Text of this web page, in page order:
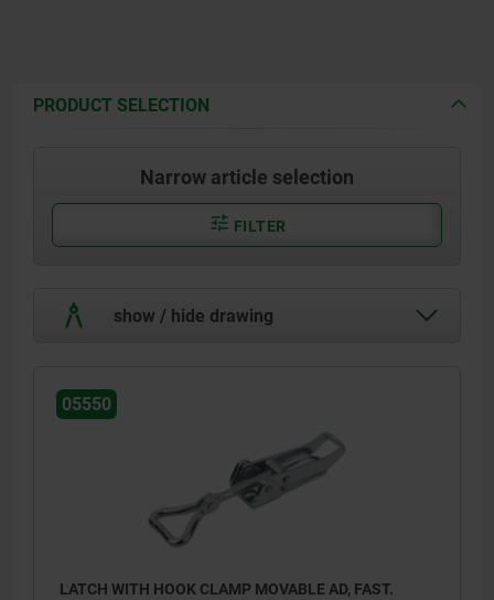
PRODUCT SELECTION
Narrow article selection
FILTER
show / hide drawing
05550
LATCH WITH HOOK CLAMP MOVABLE AD, FAST.